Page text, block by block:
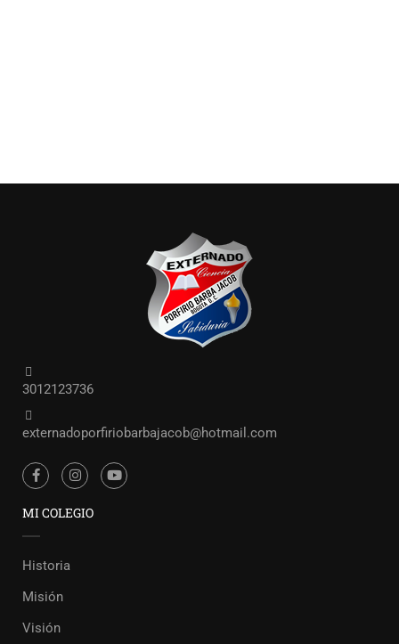
3012123736
externadoporfiriobarbajacob@hotmail.com
MI COLEGIO
Historia
Misión
Visión